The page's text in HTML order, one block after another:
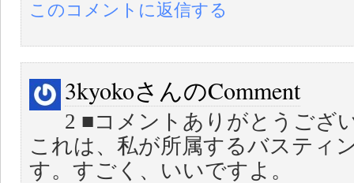
このコメントに返信する
3kyokoさんのComment
2 ■コメントありがとうござ
これは、私が所属するバスティ
す。すごく、いいですよ。